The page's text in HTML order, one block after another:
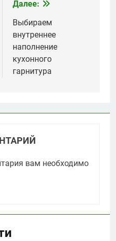
Далее:
Выбираем
внутреннее
наполнение
кухонного
гарнитура
вам необходимо